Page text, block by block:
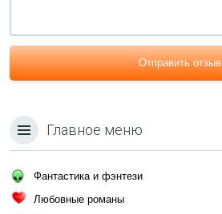
Отправить отзыв
Главное меню
Фантастика и фэнтези
Любовные романы